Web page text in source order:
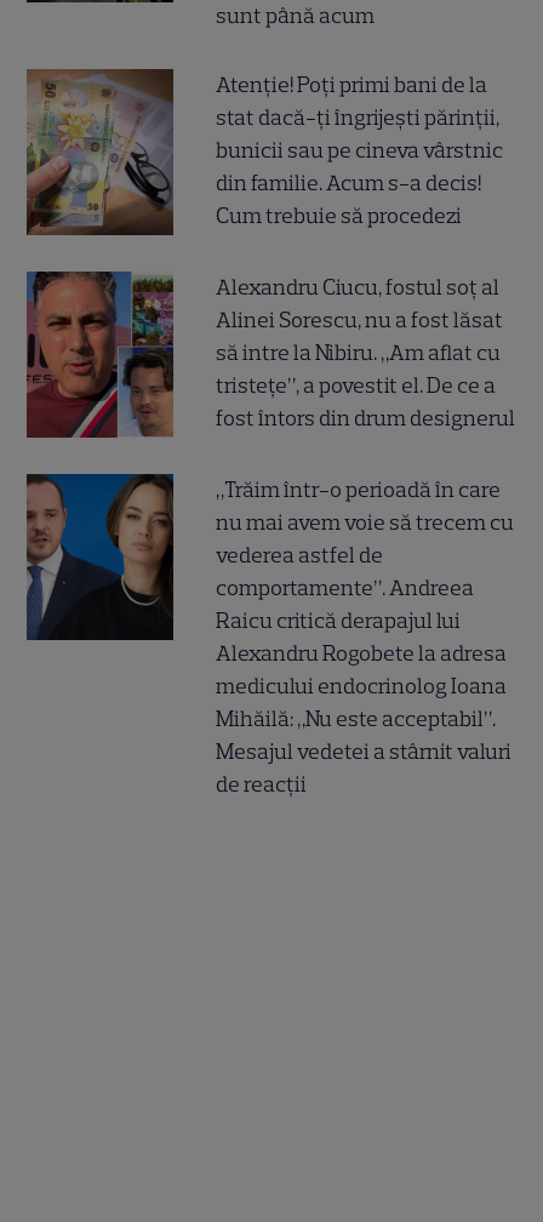
sunt până acum
Atenție! Poți primi bani de la
stat dacă-ți îngrijești părinții,
bunicii sau pe cineva vârstnic
din familie. Acum s-a decis!
Cum trebuie să procedezi
Alexandru Ciucu, fostul soț al
Alinei Sorescu, nu a fost lăsat
să intre la Nibiru. „Am aflat cu
tristețe”, a povestit el. De ce a
fost întors din drum designerul
„Trăim într-o perioadă în care
nu mai avem voie să trecem cu
vederea astfel de
comportamente”. Andreea
Raicu critică derapajul lui
Alexandru Rogobete la adresa
medicului endocrinolog Ioana
Mihăilă: „Nu este acceptabil”.
Mesajul vedetei a stârnit valuri
de reacții